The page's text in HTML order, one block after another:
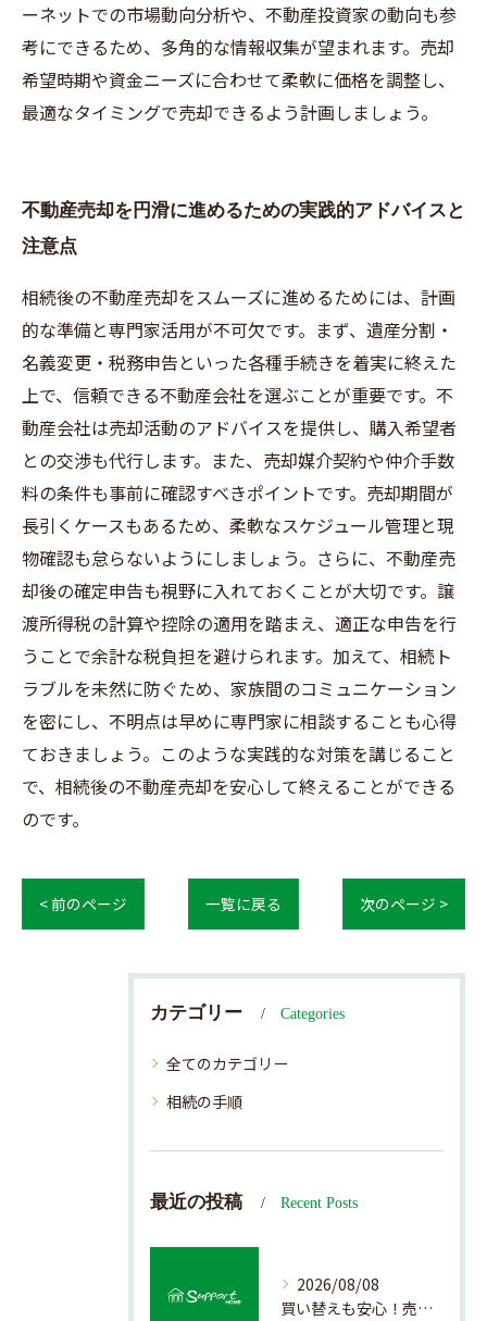
ーネットでの市場動向分析や、不動産投資家の動向も参
考にできるため、多角的な情報収集が望まれます。売却
希望時期や資金ニーズに合わせて柔軟に価格を調整し、
最適なタイミングで売却できるよう計画しましょう。
不動産売却を円滑に進めるための実践的アドバイスと
注意点
相続後の不動産売却をスムーズに進めるためには、計画
的な準備と専門家活用が不可欠です。まず、遺産分割・
名義変更・税務申告といった各種手続きを着実に終えた
上で、信頼できる不動産会社を選ぶことが重要です。不
動産会社は売却活動のアドバイスを提供し、購入希望者
との交渉も代行します。また、売却媒介契約や仲介手数
料の条件も事前に確認すべきポイントです。売却期間が
長引くケースもあるため、柔軟なスケジュール管理と現
物確認も怠らないようにしましょう。さらに、不動産売
却後の確定申告も視野に入れておくことが大切です。譲
渡所得税の計算や控除の適用を踏まえ、適正な申告を行
うことで余計な税負担を避けられます。加えて、相続ト
ラブルを未然に防ぐため、家族間のコミュニケーション
を密にし、不明点は早めに専門家に相談することも心得
ておきましょう。このような実践的な対策を講じること
で、相続後の不動産売却を安心して終えることができる
のです。
< 前のページ 一覧に戻る 次のページ >
カテゴリー Categories
全てのカテゴリー
相続の手順
最近の投稿 Recent Posts
2026/08/08
買い替えも安心！売却プロセスの簡略化方法